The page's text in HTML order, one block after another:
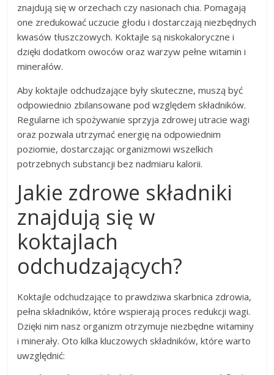
znajdują się w orzechach czy nasionach chia. Pomagają
one zredukować uczucie głodu i dostarczają niezbędnych
kwasów tłuszczowych. Koktajle są niskokaloryczne i
dzięki dodatkom owoców oraz warzyw pełne witamin i
minerałów.
Aby koktajle odchudzające były skuteczne, muszą być
odpowiednio zbilansowane pod względem składników.
Regularne ich spożywanie sprzyja zdrowej utracie wagi
oraz pozwala utrzymać energię na odpowiednim
poziomie, dostarczając organizmowi wszelkich
potrzebnych substancji bez nadmiaru kalorii.
Jakie zdrowe składniki
znajdują się w
koktajlach
odchudzających?
Koktajle odchudzające to prawdziwa skarbnica zdrowia,
pełna składników, które wspierają proces redukcji wagi.
Dzięki nim nasz organizm otrzymuje niezbędne witaminy
i minerały. Oto kilka kluczowych składników, które warto
uwzględnić: